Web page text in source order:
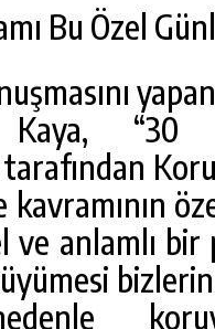
Bu Özel
“30
tarafından
anlamlı bir